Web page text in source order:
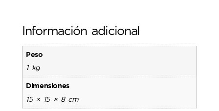
Información adicional
Peso
1 kg
Dimensiones
15 × 15 × 8 cm